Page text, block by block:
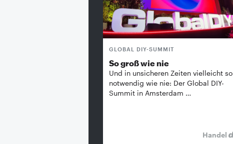
GLOBAL DIY-SUMMIT
So groß wie nie
Und in unsicheren Zeiten vielleicht so
notwendig wie nie: Der Global DIY-
Summit in Amsterdam …
Handel